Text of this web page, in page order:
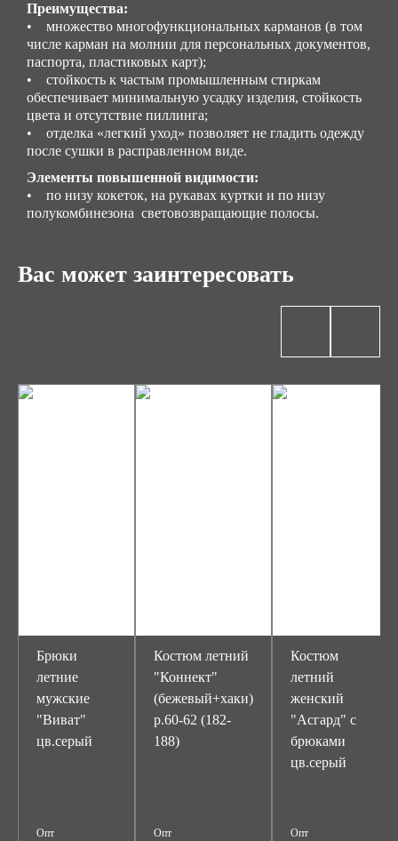
Преимущества:
• множество многофункциональных карманов (в том
числе карман на молнии для персональных документов,
паспорта, пластиковых карт);
• стойкость к частым промышленным стиркам
обеспечивает минимальную усадку изделия, стойкость
цвета и отсутствие пиллинга;
• отделка «легкий уход» позволяет не гладить одежду
после сушки в расправленном виде.
Элементы повышенной видимости:
• по низу кокеток, на рукавах куртки и по низу
полукомбинезона световозвращающие полосы.
Вас может заинтересовать
Брюки
летние
мужские
"Виват"
цв.серый
Опт
Костюм летний
"Коннект"
(бежевый+хаки)
р.60-62 (182-
188)
Опт
Костюм
летний
женский
"Асгард" с
брюками
цв.серый
Опт